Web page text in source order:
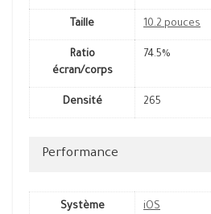
Taille 10.2 pouces
Ratio
écran/corps
74.5%
Densité 265
Performance
Système iOS